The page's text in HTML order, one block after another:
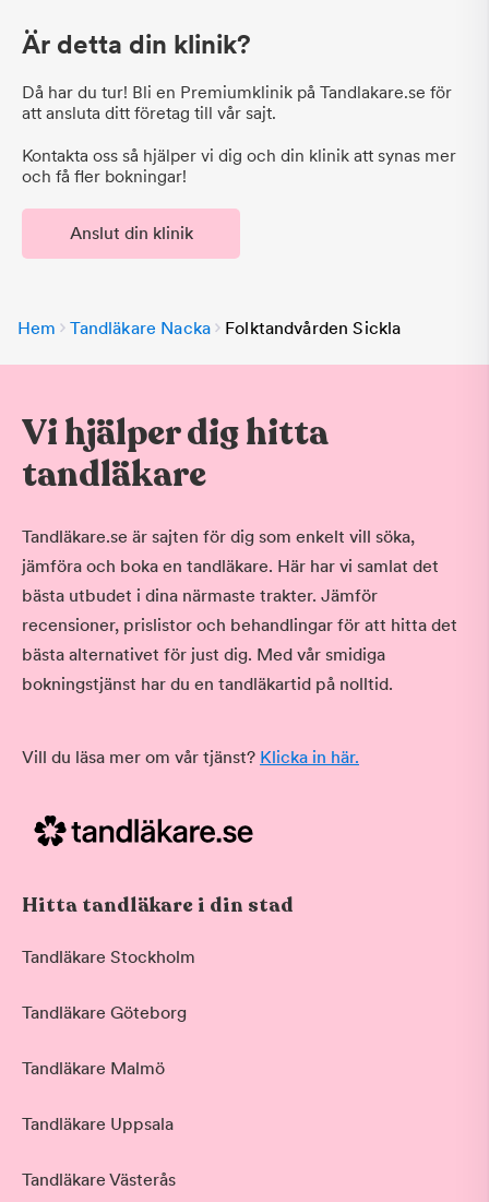
Är detta din klinik?
Då har du tur! Bli en Premiumklinik på Tandlakare.se för
att ansluta ditt företag till vår sajt.
Kontakta oss så hjälper vi dig och din klinik att synas mer
och få fler bokningar!
Anslut din klinik
Hem Tandläkare Nacka Folktandvården Sickla
Vi hjälper dig hitta
tandläkare
Tandläkare.se är sajten för dig som enkelt vill söka,
jämföra och boka en tandläkare. Här har vi samlat det
bästa utbudet i dina närmaste trakter. Jämför
recensioner, prislistor och behandlingar för att hitta det
bästa alternativet för just dig. Med vår smidiga
bokningstjänst har du en tandläkartid på nolltid.
Vill du läsa mer om vår tjänst? Klicka in här.
Hitta tandläkare i din stad
Tandläkare Stockholm
Tandläkare Göteborg
Tandläkare Malmö
Tandläkare Uppsala
Tandläkare Västerås